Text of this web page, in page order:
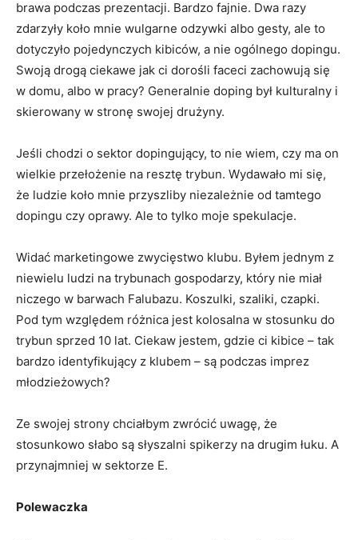
brawa podczas prezentacji. Bardzo fajnie. Dwa razy
zdarzyły koło mnie wulgarne odzywki albo gesty, ale to
dotyczyło pojedynczych kibiców, a nie ogólnego dopingu.
Swoją drogą ciekawe jak ci dorośli faceci zachowują się
w domu, albo w pracy? Generalnie doping był kulturalny i
skierowany w stronę swojej drużyny.
Jeśli chodzi o sektor dopingujący, to nie wiem, czy ma on
wielkie przełożenie na resztę trybun. Wydawało mi się,
że ludzie koło mnie przyszliby niezależnie od tamtego
dopingu czy oprawy. Ale to tylko moje spekulacje.
Widać marketingowe zwycięstwo klubu. Byłem jednym z
niewielu ludzi na trybunach gospodarzy, który nie miał
niczego w barwach Falubazu. Koszulki, szaliki, czapki.
Pod tym względem różnica jest kolosalna w stosunku do
trybun sprzed 10 lat. Ciekaw jestem, gdzie ci kibice – tak
bardzo identyfikujący z klubem – są podczas imprez
młodzieżowych?
Ze swojej strony chciałbym zwrócić uwagę, że
stosunkowo słabo są słyszalni spikerzy na drugim łuku. A
przynajmniej w sektorze E.
Polewaczka